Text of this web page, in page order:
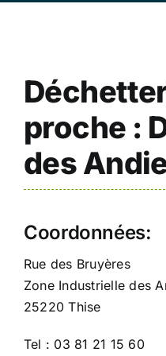
proche :
des
Coordonnées:
Rue des Bruyères
Zone Industrielle des
25220 Thise
Tel : 03 81 21 15 60